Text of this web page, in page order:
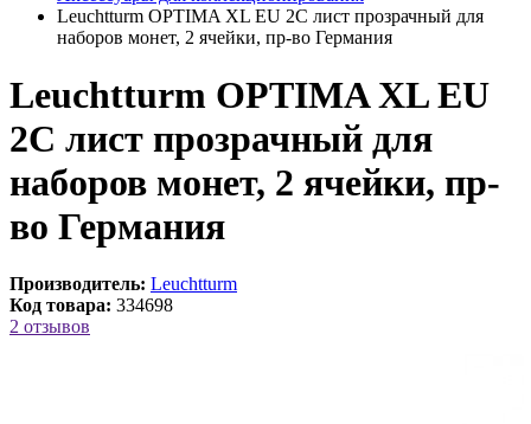
Leuchtturm OPTIMA XL EU 2C лист прозрачный для
наборов монет, 2 ячейки, пр-во Германия
Leuchtturm OPTIMA XL EU
2C лист прозрачный для
наборов монет, 2 ячейки, пр-
во Германия
Производитель: Leuchtturm
Код товара: 334698
2 отзывов